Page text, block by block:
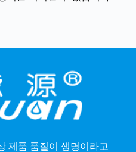
제품 품질이 생명이라고